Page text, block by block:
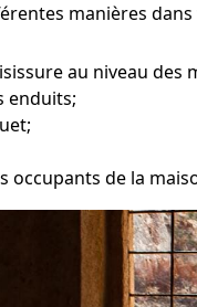
manières
au niveau des
enduits;
de la